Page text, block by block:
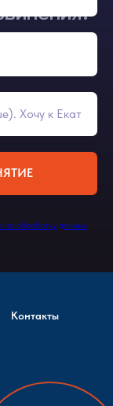
на обработку данных
Контакты